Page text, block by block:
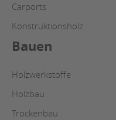
Carports
Konstruktionsholz
Bauen
Holzwerkstoffe
Holzbau
Trockenbau